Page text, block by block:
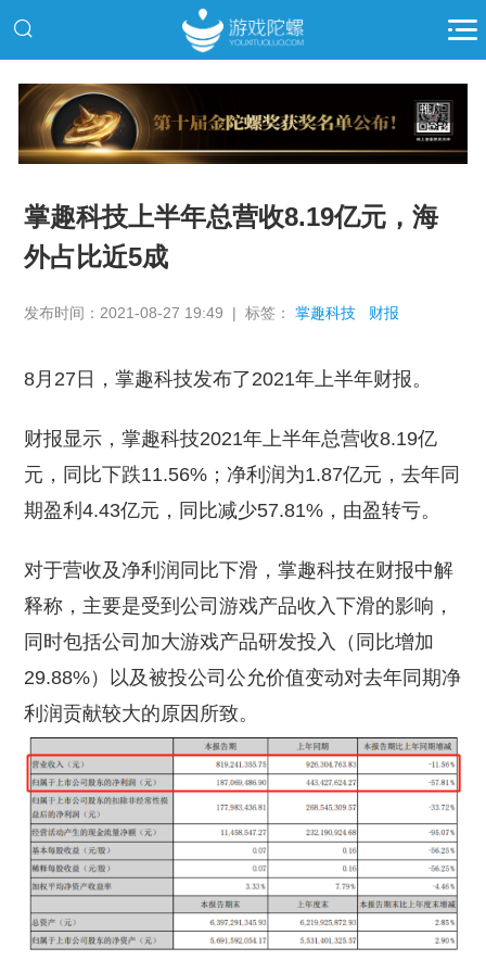
推广
掌趣科技上半年总营收8.19亿元，海
外占比近5成
发布时间：2021-08-27 19:49 | 标签：掌趣科技 财报
8月27日，掌趣科技发布了2021年上半年财报。
财报显示，掌趣科技2021年上半年总营收8.19亿
元，同比下跌11.56%；净利润为1.87亿元，去年同
期盈利4.43亿元，同比减少57.81%，由盈转亏。
对于营收及净利润同比下滑，掌趣科技在财报中解
释称，主要是受到公司游戏产品收入下滑的影响，
同时包括公司加大游戏产品研发投入（同比增加
29.88%）以及被投公司公允价值变动对去年同期净
利润贡献较大的原因所致。